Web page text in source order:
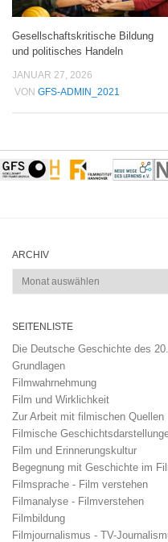
Gesellschaftskritische Bildung
und politisches Handeln
JANUAR 27, 2026
VON GFS-ADMIN_2021
ARCHIV
Archiv
SEITENLISTE
Die Deutsche Geschichte des
Grundlagen
Filmwahrnehmung
Film und Wirklichkeit
Zur Arbeit mit filmischen Quellen
Filmische
Film und Erinnerungskultur
Begegnung mit Geschichte im
Filmsprache - Film verstehen
Filmanalyse - Filmverstehen
Filmbildung
Filmjournalismus - TV-